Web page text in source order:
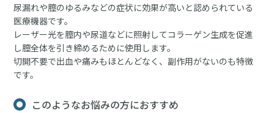
尿漏れや膣のゆるみなどの症状に効果が高いと認められている
医療機器です。
レーザー光を膣内や尿道などに照射してコラーゲン生成を促進
し膣全体を引き締めるために使用します。
切開不要で出血や痛みもほとんどなく、副作用がないのも特徴
です。
このようなお悩みの方におすすめ